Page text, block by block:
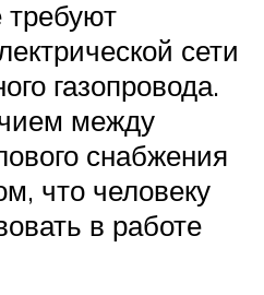
сети
газопровода.
между
снабжения
что человеку
в работе